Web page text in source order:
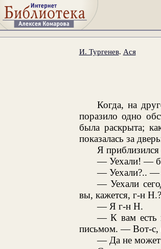
И. Тургенев. Ася
Когда, на
поразило одно
была раскрыта;
показалась за
Я приблизился
— Уехали! —
— Уехали?.. —
— Уехали
вы, кажется, г-н Н.?
— Я г-н Н.
— К вам есть
письмом. — Вот-с,
— Да не может